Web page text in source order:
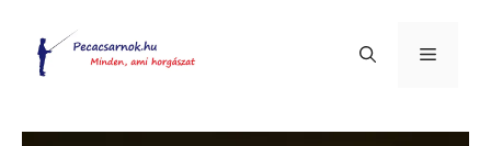
tartalomba
Menü